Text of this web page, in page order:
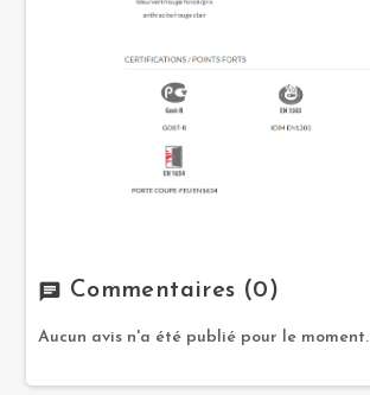
chat Commentaires (0)
Aucun avis n'a été publié pour le moment.